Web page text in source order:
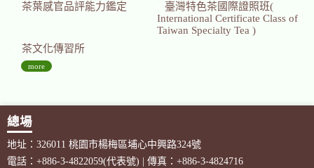
茶葉感官品評能力鑑定
臺灣特色茶國際證照班(
International Certificate Class of
Taiwan Specialty Tea )
茶文化傳習所
more
總場
地址：326011 桃園市楊梅區埔心中興路324號
電話：+886-3-4822059(代表號) | 傳真：+886-3-4824716